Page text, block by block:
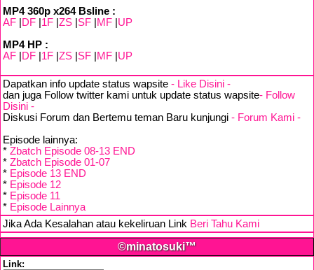
MP4 360p x264 Bsline :
AF
DF 1F ZS SF MF UP
MP4 HP :
AF
DF 1F ZS SF MF UP
Dapatkan info update status wapsite - Like Disini -
dan juga Follow twitter kami untuk update status wapsite- Follow
Disini -
Diskusi Forum dan Bertemu teman Baru kunjungi - Forum Kami -
Episode lainnya:
* Zbatch Episode 08-13 END
* Zbatch Episode 01-07
* Episode 13 END
* Episode 12
* Episode 11
* Episode Lainnya
Jika Ada Kesalahan atau kekeliruan Link Beri Tahu Kami
©minatosuki™
Link: